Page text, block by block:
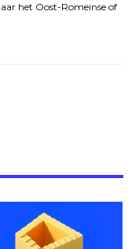
het Oost-Romeinse of